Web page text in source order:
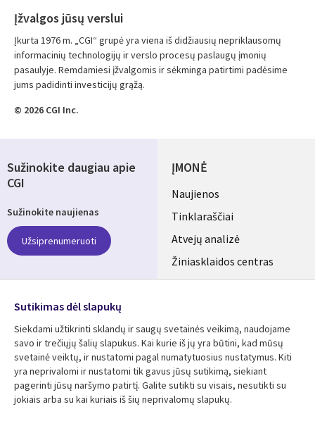
Įžvalgos jūsų verslui
Įkurta 1976 m. „CGI“ grupė yra viena iš didžiausių nepriklausomų
informacinių technologijų ir verslo procesų paslaugų įmonių
pasaulyje. Remdamiesi įžvalgomis ir sėkminga patirtimi padėsime
jums padidinti investicijų grąžą.
© 2026 CGI Inc.
ĮMONĖ
Useful
links
LITHUANIA
Naujienos
Tinklaraščiai
Atvejų analizė
Žiniasklaidos centras
Aljansus
Išteklių centras
Library
Atvejų analizės
Pagalba
Legal
Taisyklės
Sužinokite daugiau apie
CGI
Sužinokite naujienas
Užsiprenumeruoti
Media
LITHUANIA
Sutikimas dėl slapukų
Siekdami užtikrinti sklandų ir saugų svetainės veikimą, naudojame
savo ir trečiųjų šalių slapukus. Kai kurie iš jų yra būtini, kad mūsų
svetainė veiktų, ir nustatomi pagal numatytuosius nustatymus. Kiti
yra neprivalomi ir nustatomi tik gavus jūsų sutikimą, siekiant
pagerinti jūsų naršymo patirtį. Galite sutikti su visais, nesutikti su
jokiais arba su kai kuriais iš šių neprivalomų slapukų.